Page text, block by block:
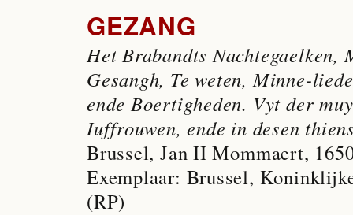
GEZANG
Het Brabandts
Gesangh, Te weten, Minne-
ende Boertigheden. Vyt der
Iuffrouwen, ende in desen
Brussel, Jan II Mommaert,
Exemplaar: Brussel,
(RP)